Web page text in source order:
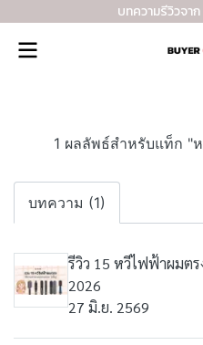
บทความรีวิวจาก
1 ผลลัพธ์สำหรับแท็ก "
บทความ (1)
รีวิว 15 หวีไฟฟ้าผมตร
2026
27 มิ.ย. 2569